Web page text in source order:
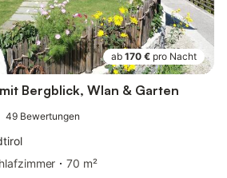
ab 170 € pro Nacht
Bergblick, Wlan & Garten
49 Bewertungen
70 m²